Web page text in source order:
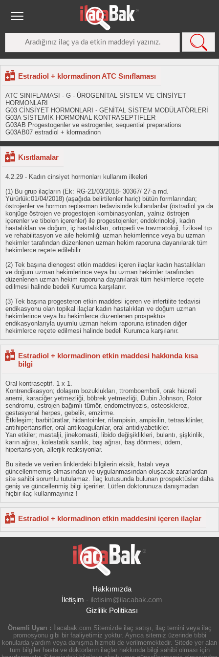
Estradiol + klormadinon ATC Sınıflaması
ATC SINIFLAMASI - G - ÜROGENİTAL SİSTEM VE CİNSİYET
HORMONLARI
G03 CİNSİYET HORMONLARI - GENİTAL SİSTEM MODÜLATÖRLERİ
G03A SİSTEMİK HORMONAL KONTRASEPTIFLER
G03AB Progestogenler ve estrogenler, sequential preparations
G03AB07 estradiol + klormadinon
Kısıtlamalar
4.2.29 - Kadın cinsiyet hormonları kullanım ilkeleri
(1) Bu grup ilaçların (Ek: RG-21/03/2018- 30367/ 27-a md.
Yürürlük:01/04/2018) (aşağıda belirtilenler hariç) bütün formlarından;
östrojenler ve hormon replasman tedavisinde kullanılanlar (östradiol ya da
konjüge östrojen ve progestojen kombinasyonları, yalnız östrojen
içerenler ve tibolon içerenler) ile progestojenler; endokrinoloji, kadın
hastalıkları ve doğum, iç hastalıkları, ortopedi ve travmatoloji, fiziksel tıp
ve rehabilitasyon ve aile hekimliği uzman hekimlerince veya bu uzman
hekimler tarafından düzenlenen uzman hekim raporuna dayanılarak tüm
hekimlerce reçete edilebilir.
(2) Tek başına dienogest etkin maddesi içeren ilaçlar kadın hastalıkları
ve doğum uzman hekimlerince veya bu uzman hekimler tarafından
düzenlenen uzman hekim raporuna dayanılarak tüm hekimlerce reçete
edilmesi halinde bedeli Kurumca karşılanır.
(3) Tek başına progesteron etkin maddesi içeren ve infertilite tedavisi
endikasyonu olan topikal ilaçlar kadın hastalıkları ve doğum uzman
hekimlerince veya bu hekimlerce düzenlenen prospektüs
endikasyonlarıyla uyumlu uzman hekim raporuna istinaden diğer
hekimlerce reçete edilmesi halinde bedeli Kurumca karşılanır.
Estradiol + klormadinon etkin maddesi hakkında kısa
bilgi
Oral kontraseptif. 1 x 1.
Kontrendikasyon; dolaşım bozuklukları, ttromboemboli, orak hücreli
anemi, karaciğer yetmezliği, böbrek yetmezliği, Dubin Johnson, Rotor
sendromu, estrojen bağımlı tümör, endometriyozis, osteoskleroz,
gestasyonal herpes, gebelik, emzirme.
Etkileşim; barbitüratlar, hidantoinler, rifampisin, ampisilin, tetrasiklinler,
antihipertansifler, oral antikoagulanlar, oral antidiyabetikler.
Yan etkiler; mastalji, jinekomasti, libido değişiklikleri, bulantı, şişkinlik,
karın ağrısı, kolestatik sarılık, baş ağrısı, baş dönmesi, ödem,
hipertansiyon, allerjik reaksiyonlar.
Bu sitede ve verilen linklerdeki bilgilerin eksik, hatalı veya
güncellenmemiş olmasından ve uygulanmasından oluşacak zararlardan
site sahibi sorumlu tutulamaz. İlaç kutusunda bulunan prospektüsler daha
geniş ve güncellenmiş bilgi içerirler. Lütfen doktorunuza danışmadan
hiçbir ilaç kullanmayınız !
Estradiol + klormadinon etkin maddesini içeren ilaçlar
Hakkımızda
İletişim - iletisim@ilacabak.com
Gizlilik Politikası
Önemli Uyarı : İlacabak.com Sitemizde ilaç satışı, ilaç temini veya ilaç
promosyonu gibi bir faaliyetimiz yoktur. Ayrıca sitemiz üzerinde tıbbi
konularda yardım veya danışma hizmeti de verilmemektedir. Sitede yer alan
tüm bilgiler hasta ve doktorların ilaçlar hakkında bilgi sahibi olması için